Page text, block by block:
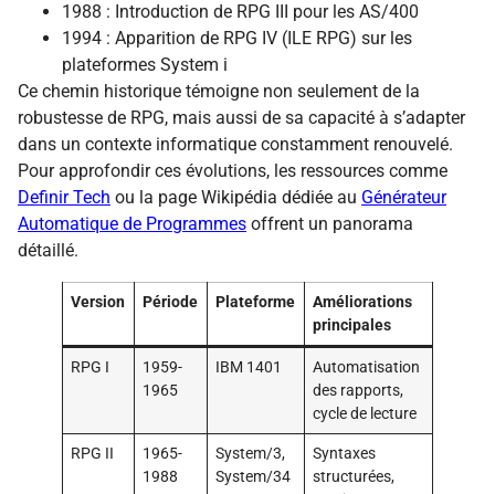
1988 : Introduction de RPG III pour les AS/400
1994 : Apparition de RPG IV (ILE RPG) sur les
plateformes System i
Ce chemin historique témoigne non seulement de la
robustesse de RPG, mais aussi de sa capacité à s’adapter
dans un contexte informatique constamment renouvelé.
Pour approfondir ces évolutions, les ressources comme
Definir Tech ou la page Wikipédia dédiée au Générateur
Automatique de Programmes offrent un panorama
détaillé.
Version Période Plateforme
Améliorations
principales
RPG I
1959-
1965
IBM 1401
Automatisation
des rapports,
cycle de lecture
RPG II
1965-
1988
System/3,
System/34
Syntaxes
structurées,